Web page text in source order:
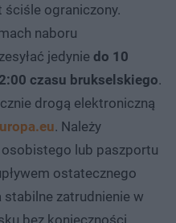
ściśle ograniczony.
naboru
jedynie do 10
czasu brukselskiego.
drogą elektroniczną
. Należy
lub paszportu
ostatecznego
stabilne zatrudnienie w
bez konieczności